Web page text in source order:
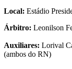
Local: Estádio
Árbitro: Leonilson
Auxiliares: Lorival
(ambos do RN)